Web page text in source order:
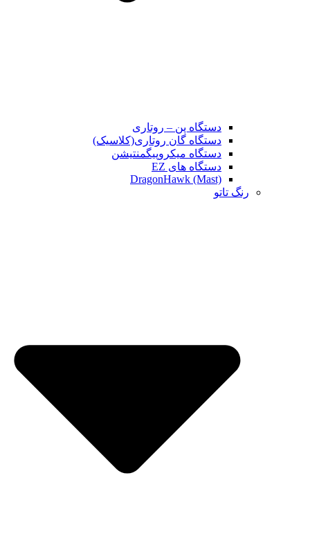
دستگاه پن – روتاری
دستگاه گان روتاری(کلاسیک)
دستگاه میکروپیگمنتیشن
دستگاه های EZ
DragonHawk (Mast)
رنگ تاتو